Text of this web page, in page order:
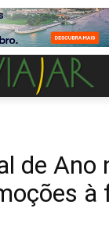
de Ano
à